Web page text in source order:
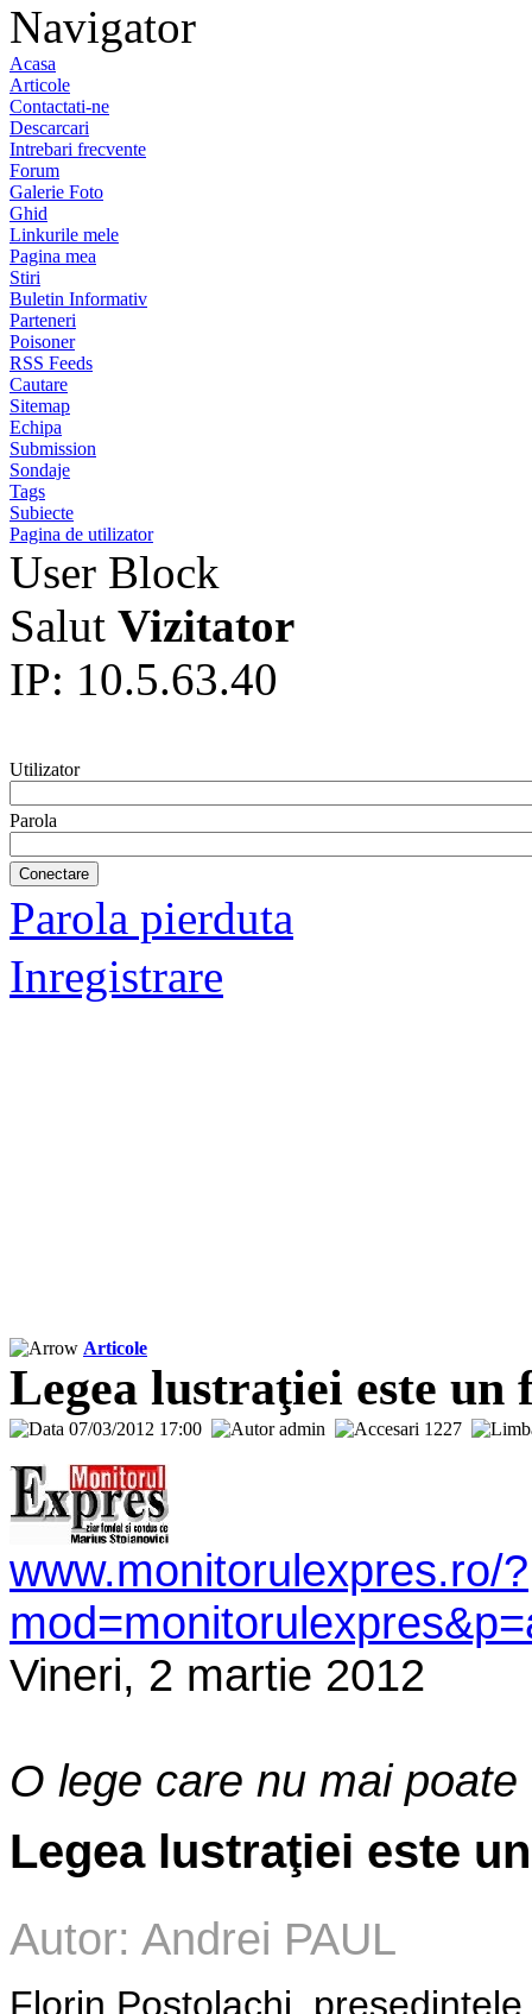
Navigator
Acasa
Articole
Contactati-ne
Descarcari
Intrebari frecvente
Forum
Galerie Foto
Ghid
Linkurile mele
Pagina mea
Stiri
Buletin Informativ
Parteneri
Poisoner
RSS Feeds
Cautare
Sitemap
Echipa
Submission
Sondaje
Tags
Subiecte
Pagina de utilizator
User Block
Salut Vizitator
IP: 10.5.63.40
Utilizator
Parola
Parola pierduta
Inregistrare
Articole
Legea lustraţiei este un
07/03/2012 17:00 admin 1227
www.monitorulexpres.ro/?
Vineri, 2 martie 2012
O lege care nu mai
Legea lustraţiei este
Autor: Andrei PAUL
Florin Postolachi,